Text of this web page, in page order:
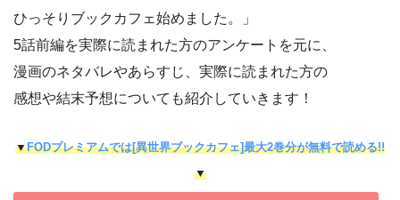
ひっそりブックカフェ始めました。」
5話前編を実際に読まれた方のアンケートを元に、
漫画のネタバレやあらすじ、実際に読まれた方の
感想や結末予想についても紹介していきます！
▼FODプレミアムでは[異世界ブックカフェ]最大2巻分が無料で読める!!
▼